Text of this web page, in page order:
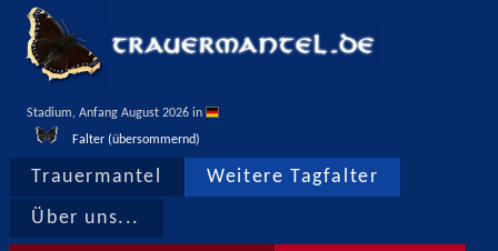
Stadium, Anfang August 2026 in
Falter (übersommernd)
Trauermantel Weitere Tagfalter
Über uns...